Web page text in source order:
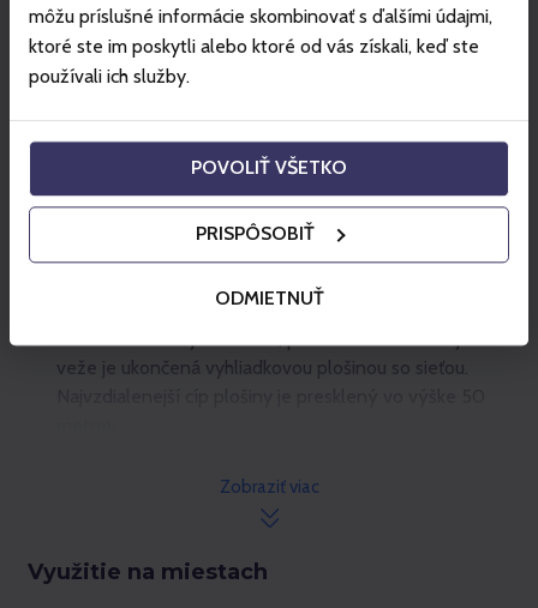
môžu príslušné informácie skombinovať s ďalšími údajmi,
ktoré ste im poskytli alebo ktoré od vás získali, keď ste
používali ich služby.
POVOLIŤ VŠETKO
PRISPÔSOBIŤ
ODMIETNUŤ
Veža predstavuje unikátny a ojedinelý zážitok svojho
druhu a prináša možnosť zažiť emócie a chvíle, ktoré
vás potešia, zabavia a zároveň umožnia vychutnať si
Tatry tak, ako ich dosiaľ nepoznáte.
Veža je unikátna svojim vzhľadom, a to nie len vďaka
bezbariérovému prístupu, typu a metóde výstavby.
Veža je vysoká 53 m, pričom je jednou z najvyšších v
nástupom v nadmorskej výške 1 367 m.n.m.
Pochôdzna časť je drevená, pričom lávka v hornej časti
veže je ukončená vyhliadkovou plošinou so sieťou.
Súčasťou vášho dobrodružstva v oblakoch môže byť aj
61 m dlhý suchý tobogán, ktorým si môžete skrátiť
prevádzkovateľa a aktuálnych podmienok. Tobogán nie
Zobraziť viac
Využitie na miestach